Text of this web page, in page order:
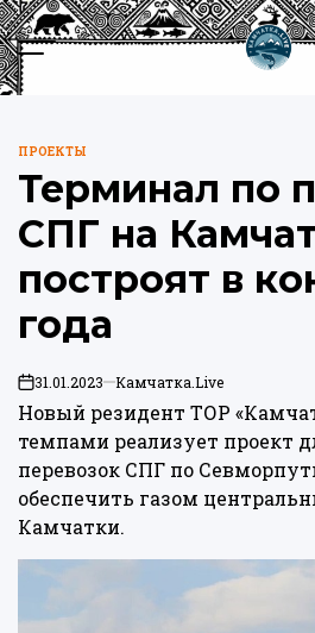
Перейти
к
содержимому
Меню
ОПУБЛИКОВАНО
В
ПРОЕКТЫ
Терминал по
СПГ на
построят в
года
on31.01.2023 Камчатка.Live
Новый резидент ТОР
темпами реализует проект
перевозок СПГ по
обеспечить газом
Камчатки.